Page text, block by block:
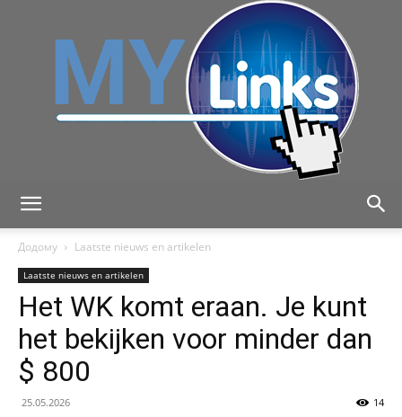
Додому
Laatste nieuws en artikelen
Laatste nieuws en artikelen
Het WK komt eraan. Je kunt
het bekijken voor minder dan
$ 800
25.05.2026 14